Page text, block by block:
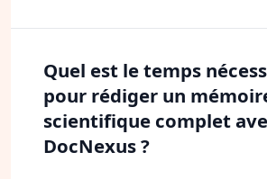
Quel est le temps
pour rédiger un
scientifique complet
DocNexus ?